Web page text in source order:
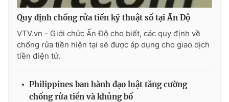
Quy định chống rửa tiền kỹ thuật số tại Ấn Độ
VTV.vn - Giới chức Ấn Độ cho biết, các quy định về
chống rửa tiền hiện tại sẽ được áp dụng cho giao dịch
tiền điện tử.
Philippines ban hành đạo luật tăng cường
chống rửa tiền và khủng bố